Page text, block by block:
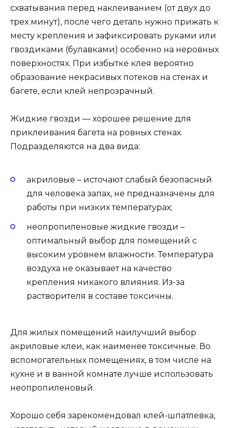
схватывания перед наклеиванием (от двух до
трех минут), после чего деталь нужно прижать к
месту крепления и зафиксировать руками или
гвоздиками (булавками) особенно на неровных
поверхностях. При избытке клея вероятно
образование некрасивых потеков на стенах и
багете, если клей непрозрачный.
Жидкие гвозди — хорошее решение для
приклеивания багета на ровных стенах.
Подразделяются на два вида:
акриловые – источают слабый безопасный
для человека запах, не предназначены для
работы при низких температурах;
неопропиленовые жидкие гвозди –
оптимальный выбор для помещений с
высоким уровнем влажности. Температура
воздуха не оказывает на качество
крепления никакого влияния. Из-за
растворителя в составе токсичны.
Для жилых помещений наилучший выбор
акриловые клеи, как наименее токсичные. Во
вспомогательных помещениях, в том числе на
кухне и в ванной комнате лучше использовать
неопропиленовый.
Хорошо себя зарекомендовал клей-шпатлевка,